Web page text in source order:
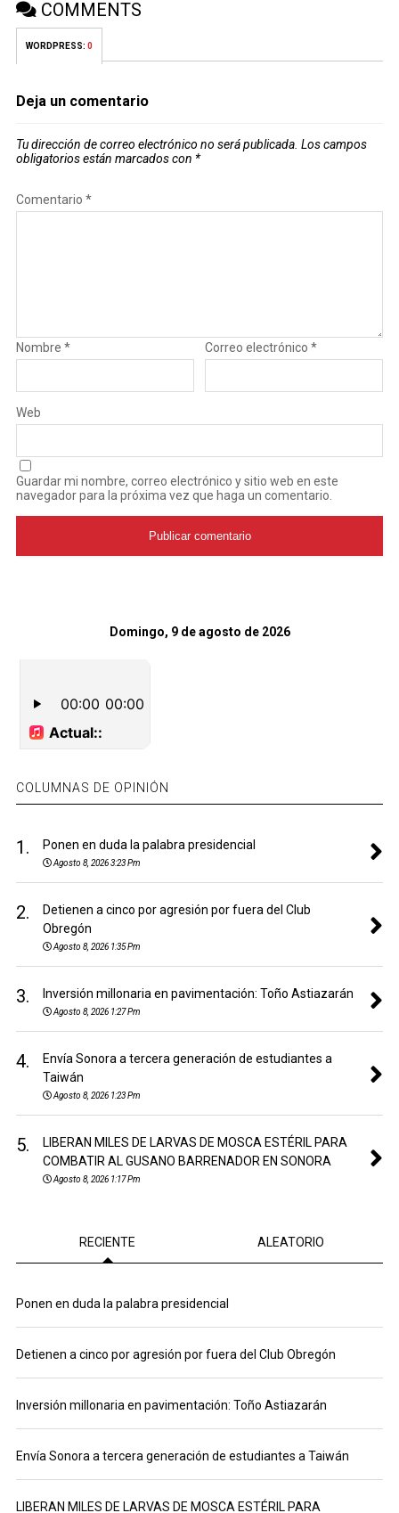
COMMENTS
WORDPRESS: 0
Deja un comentario
Tu dirección de correo electrónico no será publicada. Los campos
obligatorios están marcados con *
Comentario *
Nombre * Correo electrónico*
Web
Guardar mi nombre, correo electrónico y sitio web en este
navegador para la próxima vez que haga un comentario.
Domingo, 9 de agosto de 2026
COLUMNAS DE OPINIÓN
1. Ponen en duda la palabra presidencial
Agosto 8, 2026 3:23 Pm
2.
Detienen a cinco por agresión por fuera del Club
Obregón
Agosto 8, 2026 1:35 Pm
3. Inversión millonaria en pavimentación: Toño Astiazarán
Agosto 8, 2026 1:27 Pm
4.
Envía Sonora a tercera generación de estudiantes a
Taiwán
Agosto 8, 2026 1:23 Pm
5.
LIBERAN MILES DE LARVAS DE MOSCA ESTÉRIL PARA
COMBATIR AL GUSANO BARRENADOR EN SONORA
Agosto 8, 2026 1:17 Pm
RECIENTE ALEATORIO
Ponen en duda la palabra presidencial
Detienen a cinco por agresión por fuera del Club Obregón
Inversión millonaria en pavimentación: Toño Astiazarán
Envía Sonora a tercera generación de estudiantes a Taiwán
LIBERAN MILES DE LARVAS DE MOSCA ESTÉRIL PARA